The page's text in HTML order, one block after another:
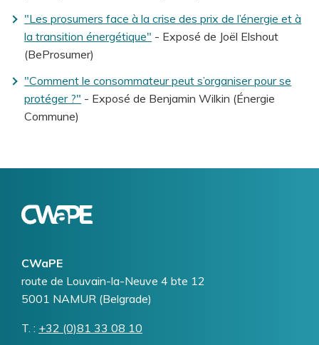
"Les prosumers face à la crise des prix de l’énergie et à
la transition énergétique" - Exposé de Joël Elshout
(BeProsumer)
"Comment le consommateur peut s’organiser pour se
protéger ?" - Exposé de Benjamin Wilkin (Énergie
Commune)
CWaPE
Addresse
route de Louvain-la-Neuve 4 bte 12
5001 NAMUR (Belgrade)
T. Téléphone
+32 (0)81 33 08 10